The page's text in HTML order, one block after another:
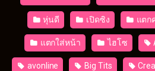
หุ่นดี เปิดซิง แตก
แตกใส่หน้า ไฮโซ
avonline Big Tits